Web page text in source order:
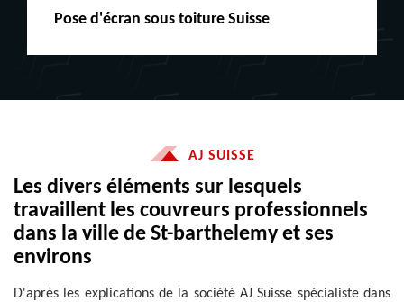
Peinture boiserie LE
AJ SUISSE
Les divers éléments sur lesquels
travaillent les couvreurs professionnels
dans la ville de St-barthelemy et ses
environs
D'après les explications de la société AJ Suisse spécialiste dans